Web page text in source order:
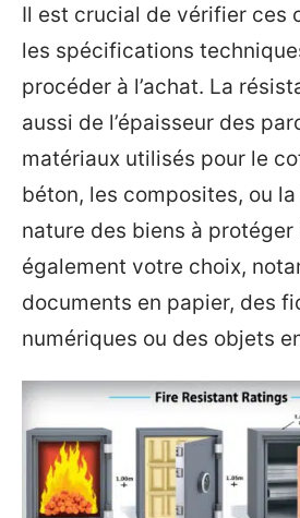
Il est crucial de vérifier ces
les spécifications
procéder à l’achat. La
aussi de l’épaisseur des
matériaux utilisés pour le
béton, les composites, ou
nature des biens à
également votre choix,
documents en papier, des
numériques ou des objets